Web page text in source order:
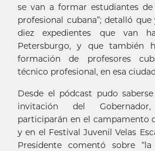
se van a formar estudiantes de
profesional cubana”; detalló
diez expedientes que van
Petersburgo, y que también
formación de profesores
técnico profesional, en esa
Desde el pódcast pudo
invitación del
participarán en el campamento
y en el Festival Juvenil Velas
Presidente comentó sobre